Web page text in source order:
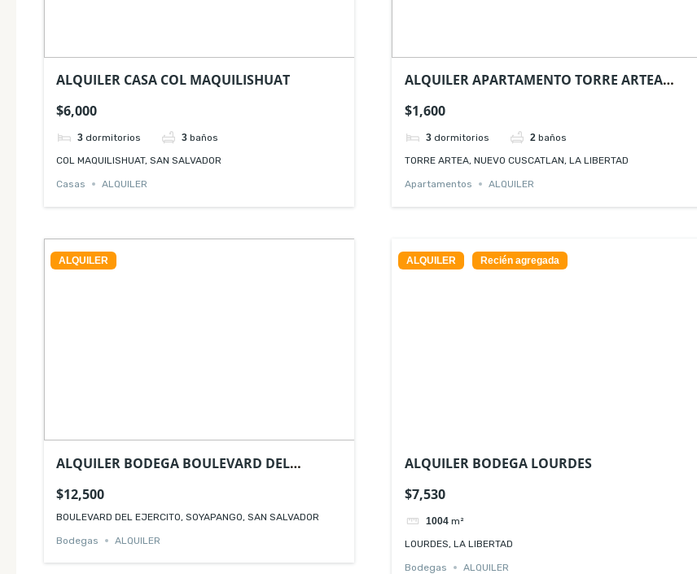
ALQUILER CASA COL MAQUILISHUAT
$6,000
3 dormitorios 3 baños
COL MAQUILISHUAT, SAN SALVADOR
Casas ALQUILER
ALQUILER APARTAMENTO TORRE ARTEA
$1,600
3 dormitorios 2 baños
TORRE ARTEA, NUEVO CUSCATLAN, LA LIBERTAD
Apartamentos ALQUILER
ALQUILER
ALQUILER BODEGA BOULEVARD DEL
$12,500
BOULEVARD DEL EJERCITO, SOYAPANGO, SAN SALVADOR
Bodegas ALQUILER
ALQUILER Recién agregada
ALQUILER BODEGA LOURDES
$7,530
1004 m²
LOURDES, LA LIBERTAD
Bodegas ALQUILER